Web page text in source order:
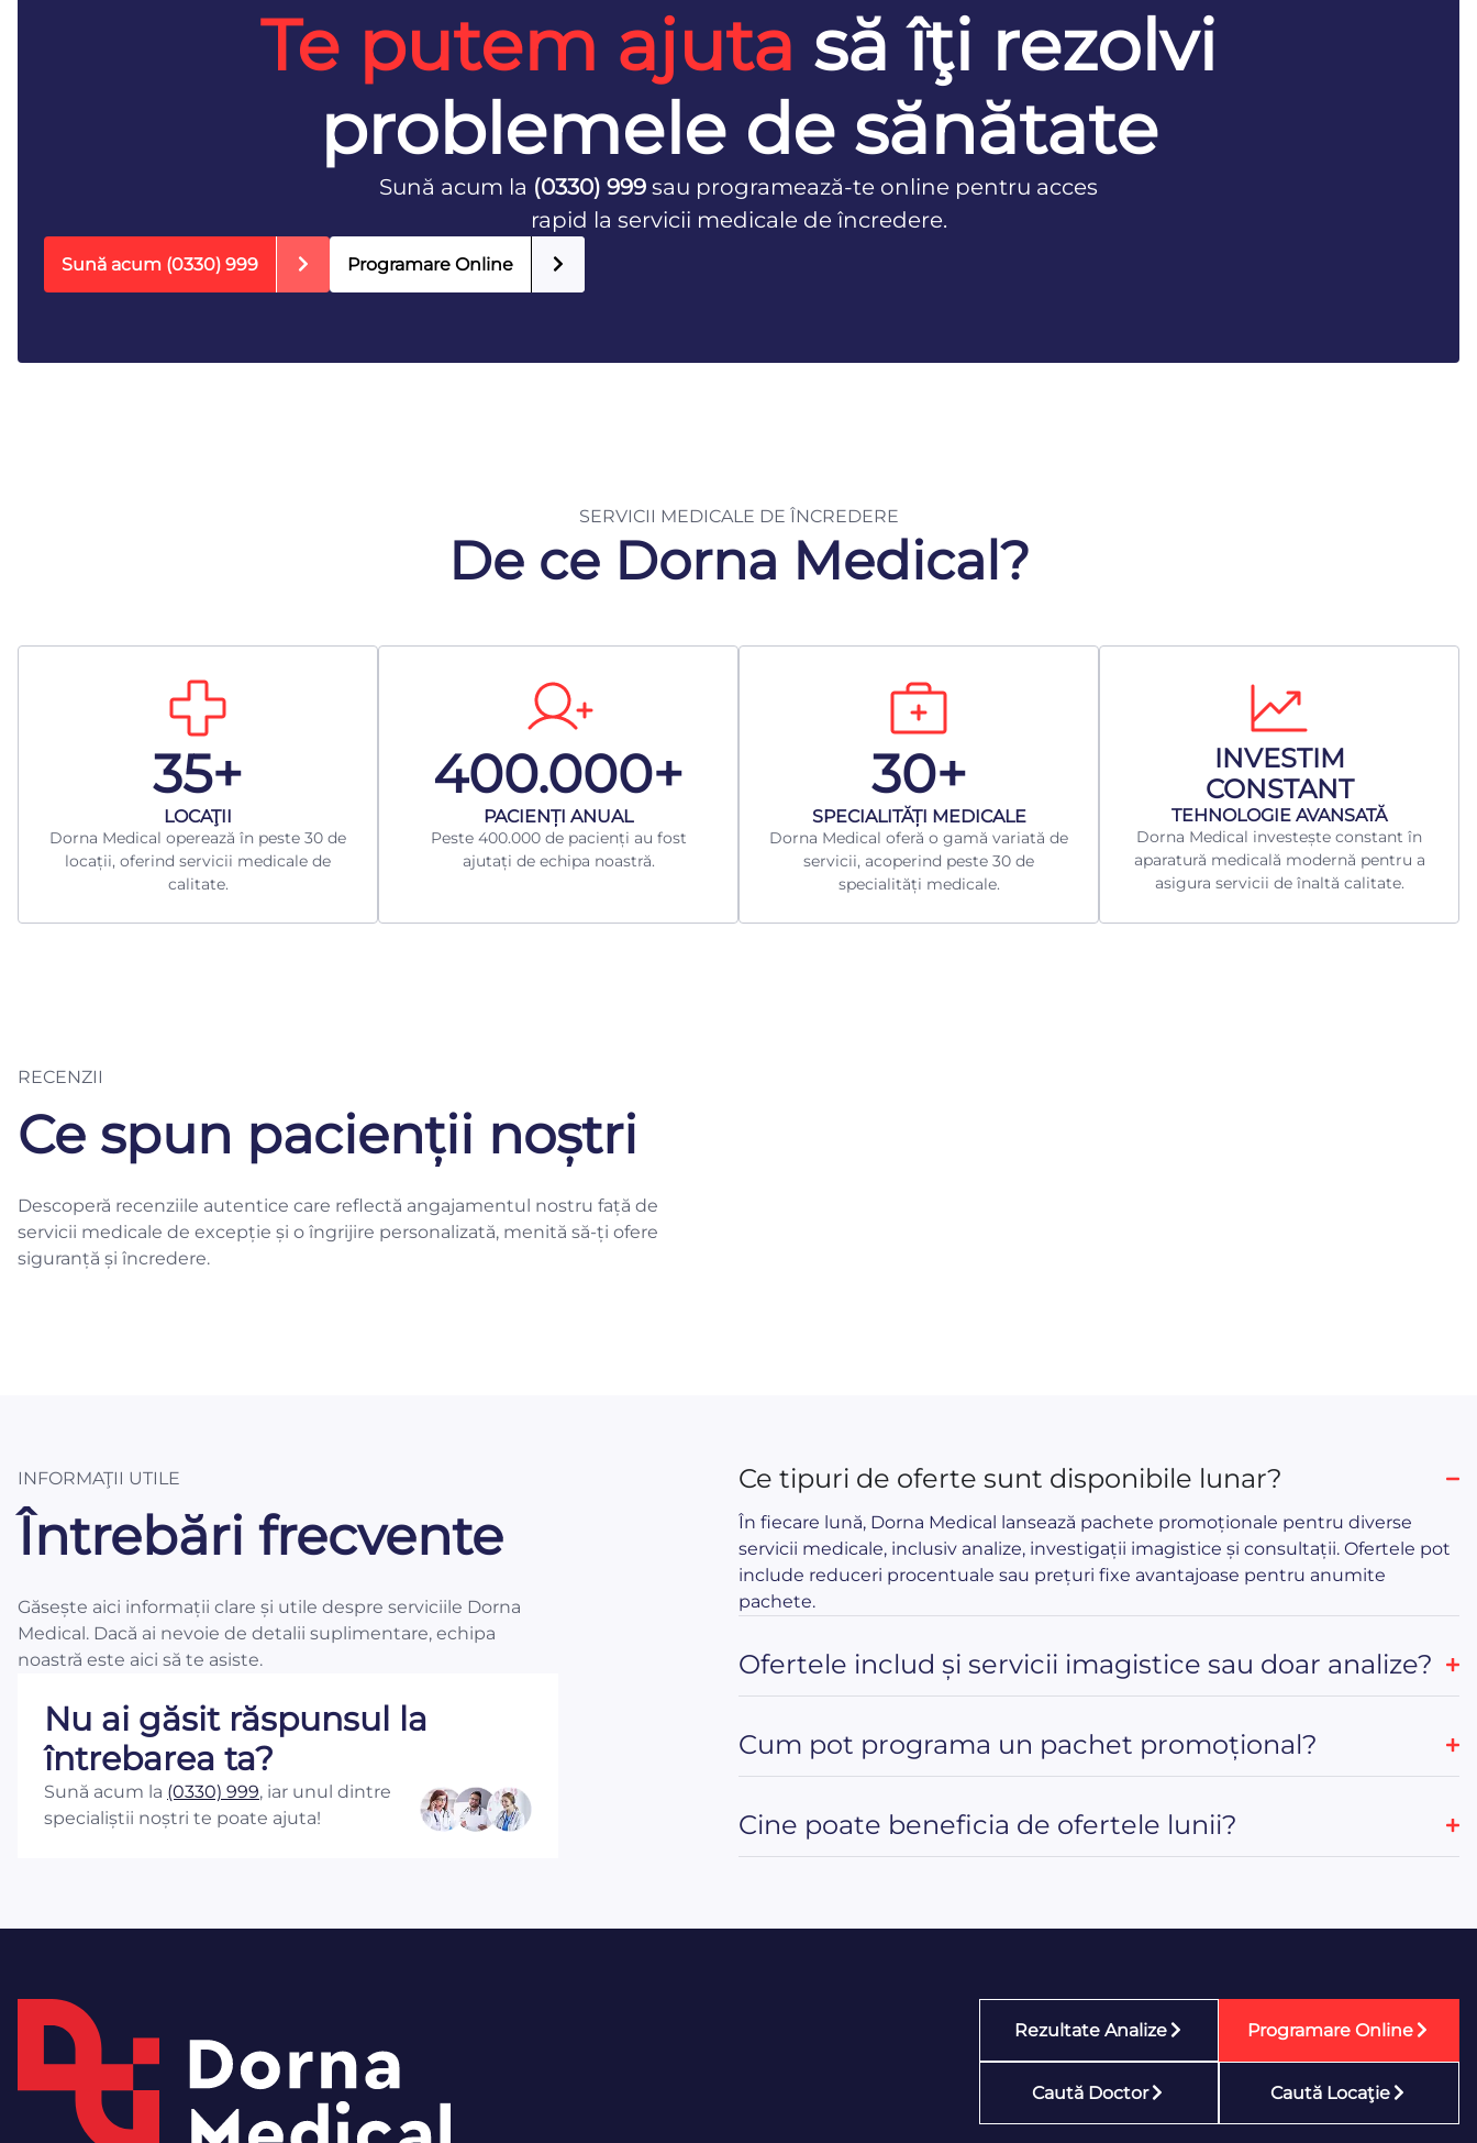
Te putem ajuta să îţi rezolvi
problemele de sănătate
Sună acum la (0330) 999 sau programează-te online pentru acces
rapid la servicii medicale de încredere.
Sună acum (0330) 999 Programare Online
SERVICII MEDICALE DE ÎNCREDERE
De ce Dorna Medical?
35+
LOCAŢII
Dorna Medical operează în peste 30 de
locații, oferind servicii medicale de
calitate.
400.000+
​PACIENȚI ANUAL
Peste 400.000 de pacienți au fost
ajutați de echipa noastră.
30+
​SPECIALITĂȚI MEDICALE
Dorna Medical oferă o gamă variată de
servicii, acoperind peste 30 de
specialități medicale.
INVESTIM
CONSTANT
TEHNOLOGIE AVANSATĂ
Dorna Medical investește constant în
aparatură medicală modernă pentru a
asigura servicii de înaltă calitate.
RECENZII
Ce spun pacienții noștri
Descoperă recenziile autentice care reflectă angajamentul nostru față de
servicii medicale de excepție și o îngrijire personalizată, menită să-ți ofere
siguranță și încredere.
INFORMAŢII UTILE
Întrebări frecvente
Găsește aici informații clare și utile despre serviciile Dorna
Medical. Dacă ai nevoie de detalii suplimentare, echipa
noastră este aici să te asiste.
Nu ai găsit răspunsul la
întrebarea ta?
Sună acum la (0330) 999, iar unul dintre
specialiștii noștri te poate ajuta!
Ce tipuri de oferte sunt disponibile lunar?
În fiecare lună, Dorna Medical lansează pachete promoționale pentru diverse
servicii medicale, inclusiv analize, investigații imagistice și consultații. Ofertele pot
include reduceri procentuale sau prețuri fixe avantajoase pentru anumite
pachete.
Ofertele includ și servicii imagistice sau doar analize?
Cum pot programa un pachet promoțional?
Cine poate beneficia de ofertele lunii?
Rezultate Analize Programare Online
Caută Doctor Caută Locaţie